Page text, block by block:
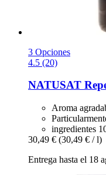
3 Opciones
4.5 (20)
NATUSAT
Aroma
ingredientes
30,49 € (30,49 € / l)
Entrega hasta el 18